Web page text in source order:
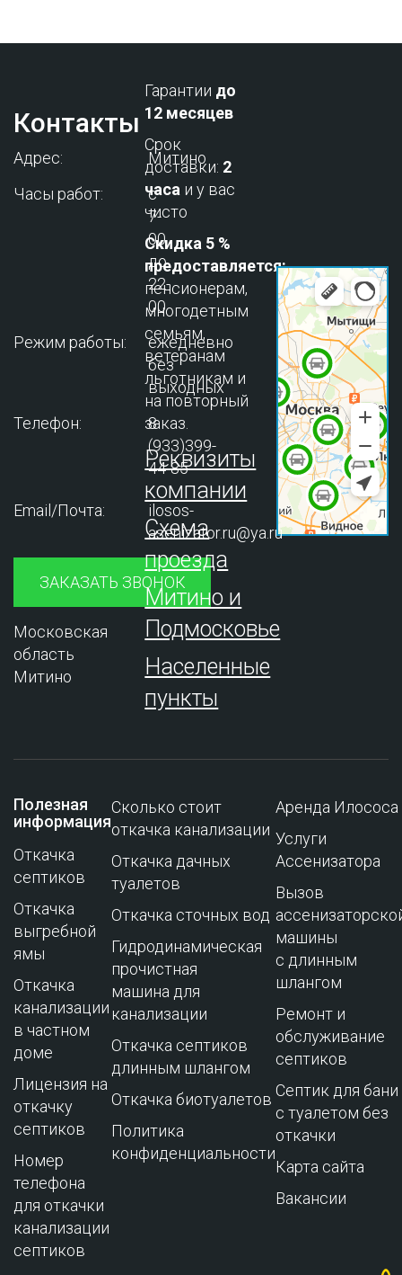
Контакты
Адрес:
Митино
Часы работ:
с
7-
00
до
22-
00
Режим работы:
ежедневно
без
выходных
Телефон:
8
(933)399-
44-85
Email/Почта:
ilosos-
asenizator.ru@ya.ru
ЗАКАЗАТЬ ЗВОНОК
Московская
область
Митино
Гарантии до
12 месяцев
Срок
доставки: 2
часа и у вас
чисто
Скидка 5 %
предоставляется:
пенсионерам,
многодетным
семьям,
ветеранам
льготникам и
на повторный
заказ.
Реквизиты
компании
Схема
проезда
Митино и
Подмосковье
Населенные
пункты
Полезная
информация
Откачка
септиков
Откачка
выгребной
ямы
Откачка
канализации
в частном
доме
Лицензия на
откачку
септиков
Номер
телефона
для откачки
канализации
септиков
Сколько стоит
откачка канализации
Откачка дачных
туалетов
Откачка сточных вод
Гидродинамическая
прочистная
машина для
канализации
Откачка септиков
длинным шлангом
Откачка биотуалетов
Политика
конфиденциальности
Аренда Илососа
Услуги
Ассенизатора
Вызов
машины
с длинным
шлангом
Ремонт и
обслуживание
cептиков
Септик для бани
с туалетом без
откачки
Карта сайта
Вакансии